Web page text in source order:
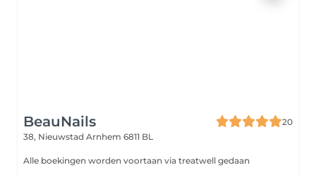
BeauNails
20
38, Nieuwstad Arnhem 6811 BL
Alle boekingen worden voortaan via treatwell gedaan